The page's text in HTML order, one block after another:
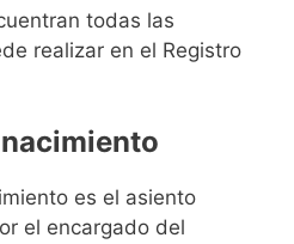
todas las
realizar en el Registro
es el asiento
el encargado del